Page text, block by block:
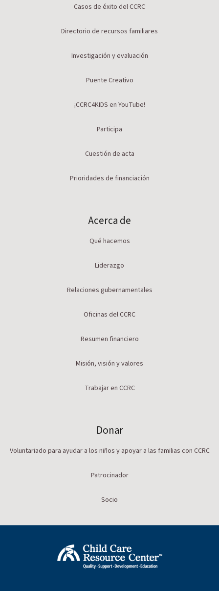
Casos de éxito del CCRC
Directorio de recursos familiares
Investigación y evaluación
Puente Creativo
¡CCRC4KIDS en YouTube!
Participa
Cuestión de acta
Prioridades de financiación
Acerca de
Qué hacemos
Liderazgo
Relaciones gubernamentales
Oficinas del CCRC
Resumen financiero
Misión, visión y valores
Trabajar en CCRC
Donar
Voluntariado para ayudar a los niños y apoyar a las familias con CCRC
Patrocinador
Socio